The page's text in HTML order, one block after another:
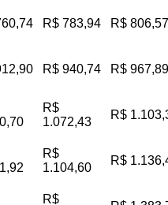
R$ 783,94 R$ 806,57
R$ 940,74 R$ 967,89
R$
1.072,43
R$
R$
1.104,60
R$
R$